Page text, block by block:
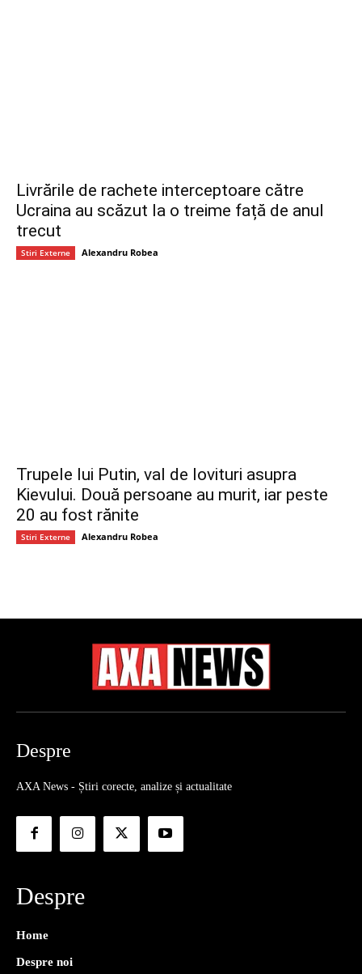
Livrările de rachete interceptoare către
Ucraina au scăzut la o treime față de anul
trecut
Stiri Externe Alexandru Robea
Trupele lui Putin, val de lovituri asupra
Kievului. Două persoane au murit, iar peste
20 au fost rănite
Stiri Externe Alexandru Robea
Despre
AXA News - Știri corecte, analize și actualitate
Despre
Home
Despre noi